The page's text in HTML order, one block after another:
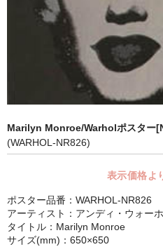
オプション品
マット・インナー
吊り金具＆ヒモセット
額装テープ
額縁用黄袋
Marilyn Monroe/Warholポスター
(WARHOL-NR826)
表示価格よ
ポスター品番：WARHOL-NR826
アーティスト：アンディ・ウォー
タイトル：Marilyn Monroe
サイズ(mm)：650×650